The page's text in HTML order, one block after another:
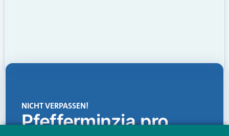
NICHT VERPASSEN!
Pfefferminzia.pro